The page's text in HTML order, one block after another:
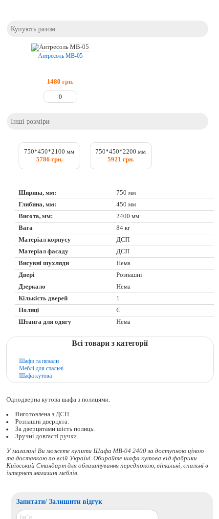
Купують разом
Антресоль МВ-05
1480 грн.
Інші розміри
750*450*2100 мм
5786 грн.
750*450*2200 мм
5921 грн.
Ширина, мм:
750 мм
Глибина, мм:
450 мм
Висота, мм:
2400 мм
Вага
84 кг
Матеріал корпусу
ДСП
Матеріал фасаду
ДСП
Висувні шухляди
Нема
Двері
Розпашні
Дзеркало
Нема
Кількість дверей
1
Полиці
Є
Штанга для одягу
Нема
Всі товари з категорії
Шафи та пенали
Меблі для спальні
Шафа кутова
Однодверна кутова шафа з полицями.
Виготовлена з ДСП.
Розпашні дверцята.
За дверцятами шість полиць.
Зручні довгасті ручки.
У магазині Ви можете купити Шафа МВ-04 2400 за доступною ціною
та доставкою по всій Україні. Обирайте шафа кутовавід фабрики
Київський Стандарт для облаштування передпокою, вітальні, спальні в
інтернет магазині меблів.
Запитати/ Залишити відгук